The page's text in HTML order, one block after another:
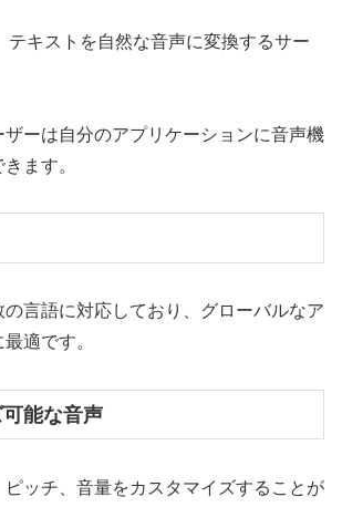
テキストを自然な音声に変換するサー
ザーは自分のアプリケーションに音声機
ます。
の言語に対応しており、グローバルなア
適です。
能な音声
ッチ、音量をカスタマイズすることが